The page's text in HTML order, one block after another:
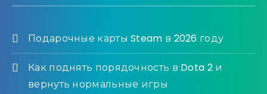
Подарочные карты Steam в 2026 году
Как поднять порядочность в Dota 2 и
вернуть нормальные игры